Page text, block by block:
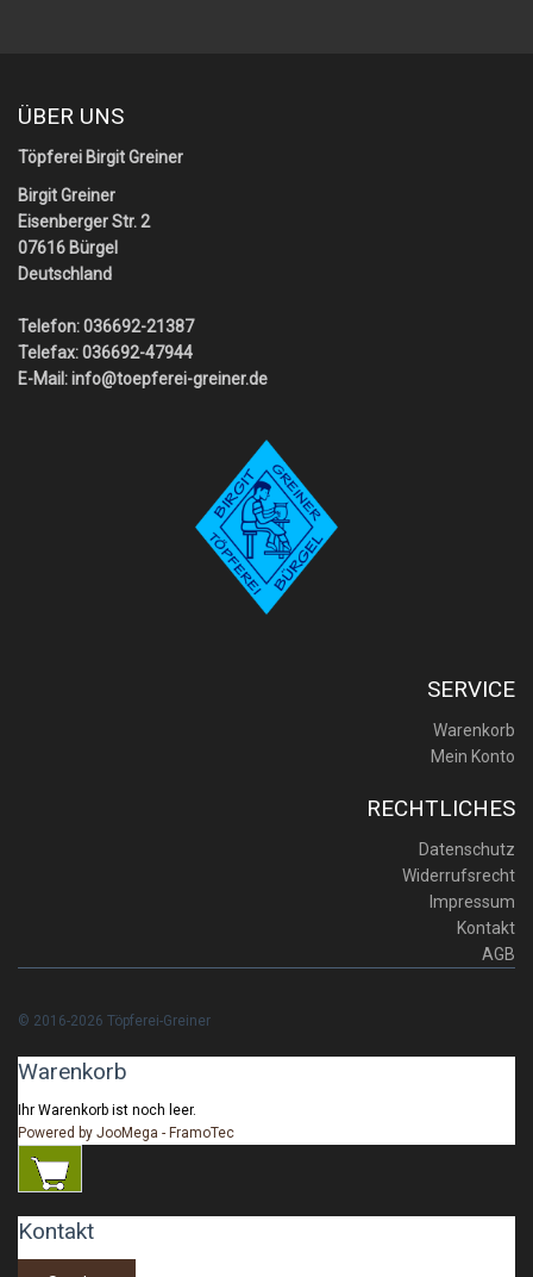
ÜBER UNS
Töpferei Birgit Greiner
Birgit Greiner
Eisenberger Str. 2
07616 Bürgel
Deutschland
Telefon: 036692-21387
Telefax: 036692-47944
E-Mail:info@toepferei-greiner.de
SERVICE
Warenkorb
Mein Konto
RECHTLICHES
Datenschutz
Widerrufsrecht
Impressum
Kontakt
AGB
© 2016-2026 Töpferei-Greiner
Warenkorb
Ihr Warenkorb ist noch leer.
Powered by JooMega - FramoTec
Kontakt